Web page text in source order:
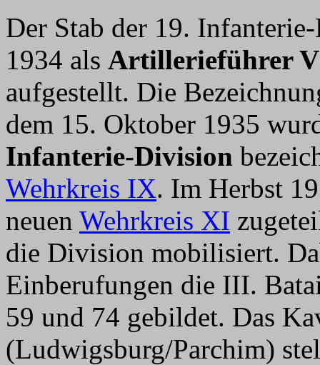
Der Stab der 19.
1934 als Artillerieführer
aufgestellt. Die
dem 15. Oktober 1935
Infanterie-Division
Wehrkreis IX. Im Herbst
neuen Wehrkreis XI
die Division mobilisiert.
Einberufungen die III.
59 und 74 gebildet. Das
(Ludwigsburg/Parchim)